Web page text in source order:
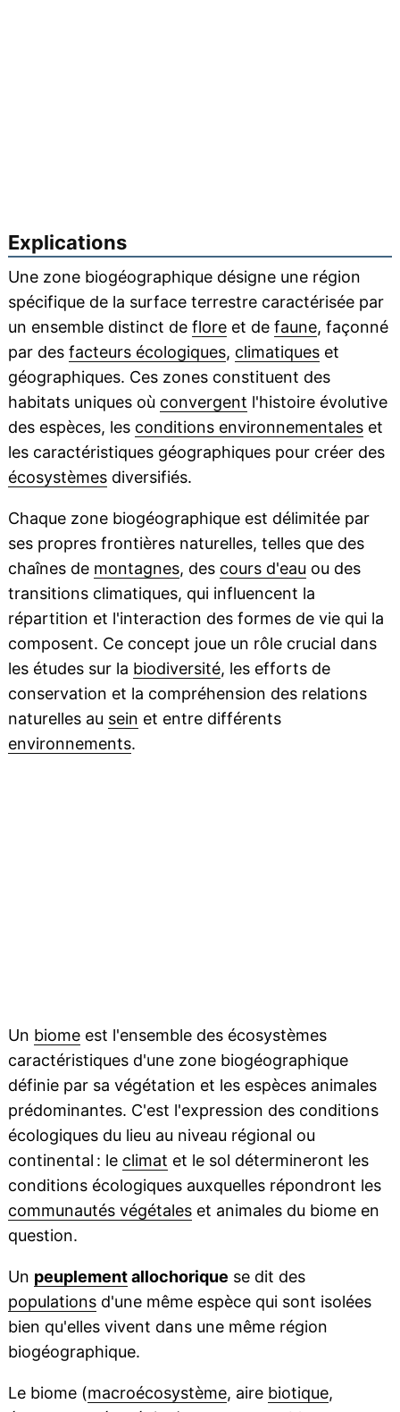
Explications
Une zone biogéographique désigne une région
spécifique de la surface terrestre caractérisée par
un ensemble distinct de floreet de faune, façonné
par des facteurs écologiques, climatiqueset
géographiques. Ces zones constituent des
habitats uniques où convergent l'histoire évolutive
des espèces, les conditions environnementaleset
les caractéristiques géographiques pour créer des
écosystèmesdiversifiés.
Chaque zone biogéographique est délimitée par
ses propres frontières naturelles, telles que des
chaînes de montagnes, des cours d'eau ou des
transitions climatiques, qui influencent la
répartition et l'interaction des formes de vie qui la
composent. Ce concept joue un rôle crucial dans
les études sur la biodiversité, les efforts de
conservation et la compréhension des relations
naturelles au sein et entre différents
environnements.
Un biomeest l'ensemble des écosystèmes
caractéristiques d'une zone biogéographique
définie par sa végétation et les espèces animales
prédominantes. C'est l'expression des conditions
écologiques du lieu au niveau régional ou
continental : le climat et le sol détermineront les
conditions écologiques auxquelles répondront les
communautés végétaleset animales du biome en
question.
Un peuplementallochorique se dit des
populationsd'une même espèce qui sont isolées
bien qu'elles vivent dans une même région
biogéographique.
Le biome (macroécosystème, aire biotique,